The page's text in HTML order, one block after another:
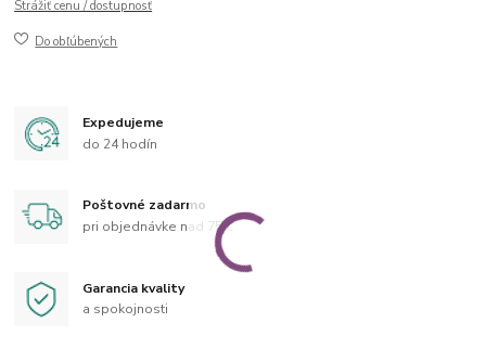
Strážiť cenu / dostupnosť
Do obľúbených
Expedujeme
do 24 hodín
Poštovné zadarmo
pri objednávke nad 75 €
Garancia kvality
a spokojnosti